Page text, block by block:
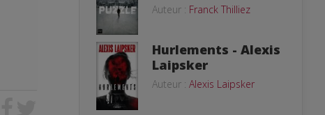
Auteur : Franck Thilliez
Hurlements - Alexis
Laipsker
Auteur : Alexis Laipsker